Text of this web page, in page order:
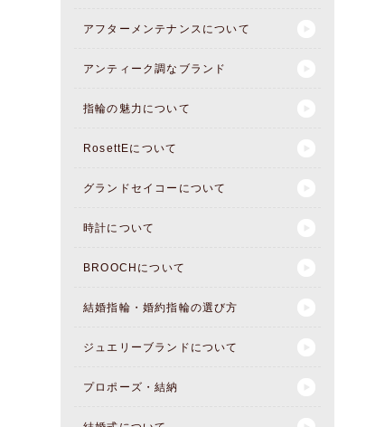
アフターメンテナンスについて
アンティーク調なブランド
指輪の魅力について
RosettEについて
グランドセイコーについて
時計について
BROOCHについて
結婚指輪・婚約指輪の選び方
ジュエリーブランドについて
プロポーズ・結納